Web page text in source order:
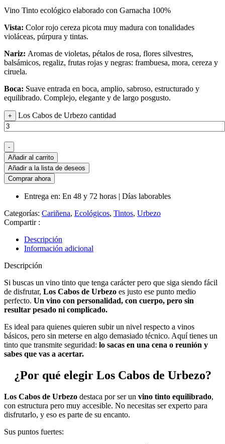
Vino Tinto ecológico elaborado con Garnacha 100%
Vista: Color rojo cereza picota muy madura con tonalidades
violáceas, púrpura y tintas.
Nariz: Aromas de violetas, pétalos de rosa, flores silvestres,
balsámicos, regaliz, frutas rojas y negras: frambuesa, mora, cereza y
ciruela.
Boca: Suave entrada en boca, amplio, sabroso, estructurado y
equilibrado. Complejo, elegante y de largo posgusto.
+ Los Cabos de Urbezo cantidad
-
Añadir al carrito
Añadir a la lista de deseos
Comprar ahora
Entrega en: En 48 y 72 horas | Días laborables
Categorías: Cariñena, Ecológicos, Tintos, Urbezo
Compartir :
Descripción
Información adicional
Descripción
Si buscas un vino tinto que tenga carácter pero que siga siendo fácil
de disfrutar, Los Cabos de Urbezo es justo ese punto medio
perfecto. Un vino con personalidad, con cuerpo, pero sin
resultar pesado ni complicado.
Es ideal para quienes quieren subir un nivel respecto a vinos
básicos, pero sin meterse en algo demasiado técnico. Aquí tienes un
tinto que transmite seguridad: lo sacas en una cena o reunión y
sabes que vas a acertar.
¿Por qué elegir Los Cabos de Urbezo?
Los Cabos de Urbezo destaca por ser un vino tinto equilibrado,
con estructura pero muy accesible. No necesitas ser experto para
disfrutarlo, y eso es parte de su encanto.
Sus puntos fuertes: